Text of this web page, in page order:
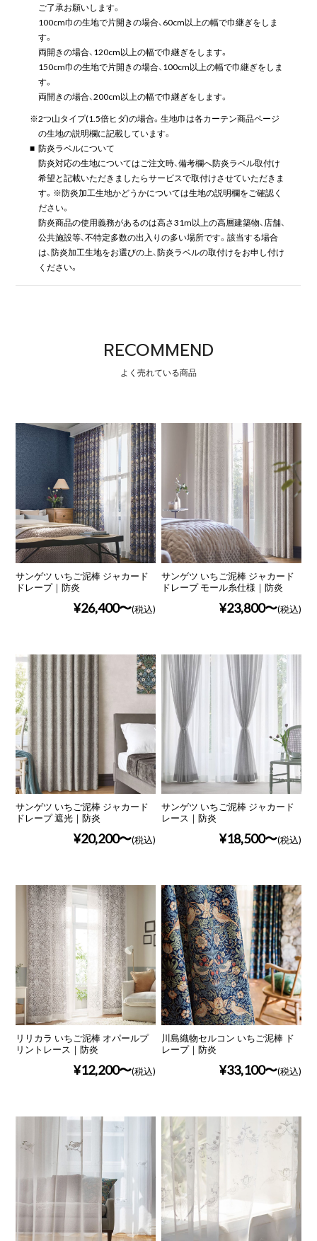
ご了承お願いします。
100cm巾の生地で片開きの場合、60cm以上の幅で巾継ぎをしま
す。
両開きの場合、120cm以上の幅で巾継ぎをします。
150cm巾の生地で片開きの場合、100cm以上の幅で巾継ぎをしま
す。
両開きの場合、200cm以上の幅で巾継ぎをします。
※2つ山タイプ(1.5倍ヒダ)の場合。生地巾は各カーテン商品ページ
の生地の説明欄に記載しています。
■ 防炎ラベルについて
防炎対応の生地についてはご注文時、備考欄へ防炎ラベル取付け
希望と記載いただきましたらサービスで取付けさせていただきま
す。※防炎加工生地かどうかについては生地の説明欄をご確認く
ださい。
防炎商品の使用義務があるのは高さ31m以上の高層建築物、店舗、
公共施設等、不特定多数の出入りの多い場所です。該当する場合
は、防炎加工生地をお選びの上、防炎ラベルの取付けをお申し付け
ください。
RECOMMEND
サンゲツ いちご泥棒 ジャカード
ドレープ｜防炎
¥26,400 (税込)
サンゲツ いちご泥棒 ジャカード
ドレープ モール糸仕様｜防炎
¥23,800 (税込)
サンゲツ いちご泥棒 ジャカード
ドレープ 遮光｜防炎
¥20,200 (税込)
サンゲツ いちご泥棒 ジャカード
レース｜防炎
¥18,500 (税込)
リリカラ いちご泥棒 オパールプ
リントレース｜防炎
¥12,200 (税込)
川島織物セルコン いちご泥棒 ド
レープ｜防炎
¥33,100 (税込)